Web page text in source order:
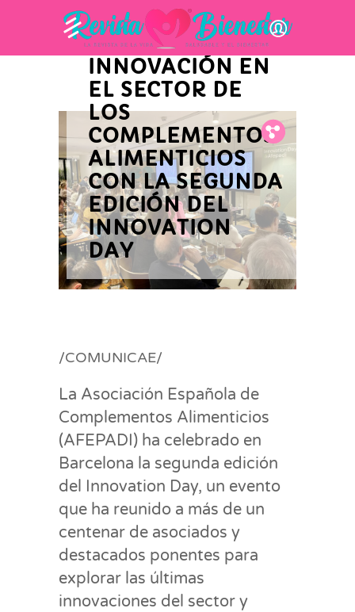
Fb.
Tw.
Pin.
AFEPADI
IMPULSA LA
INNOVACIÓN EN
EL SECTOR DE
LOS
COMPLEMENTOS
ALIMENTICIOS
CON LA SEGUNDA
EDICIÓN DEL
INNOVATION
DAY
/COMUNICAE/
La Asociación Española de
Complementos Alimenticios
(AFEPADI) ha celebrado en
Barcelona la segunda edición
del Innovation Day, un evento
que ha reunido a más de un
centenar de asociados y
destacados ponentes para
explorar las últimas
innovaciones del sector y